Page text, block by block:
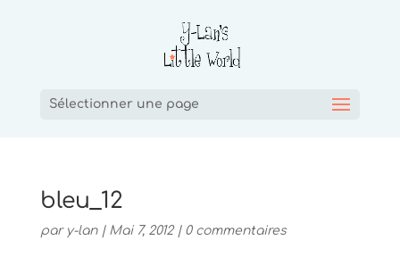
Sélectionner une page
bleu_12
par y-lan| Mai 7, 2012| 0 commentaires